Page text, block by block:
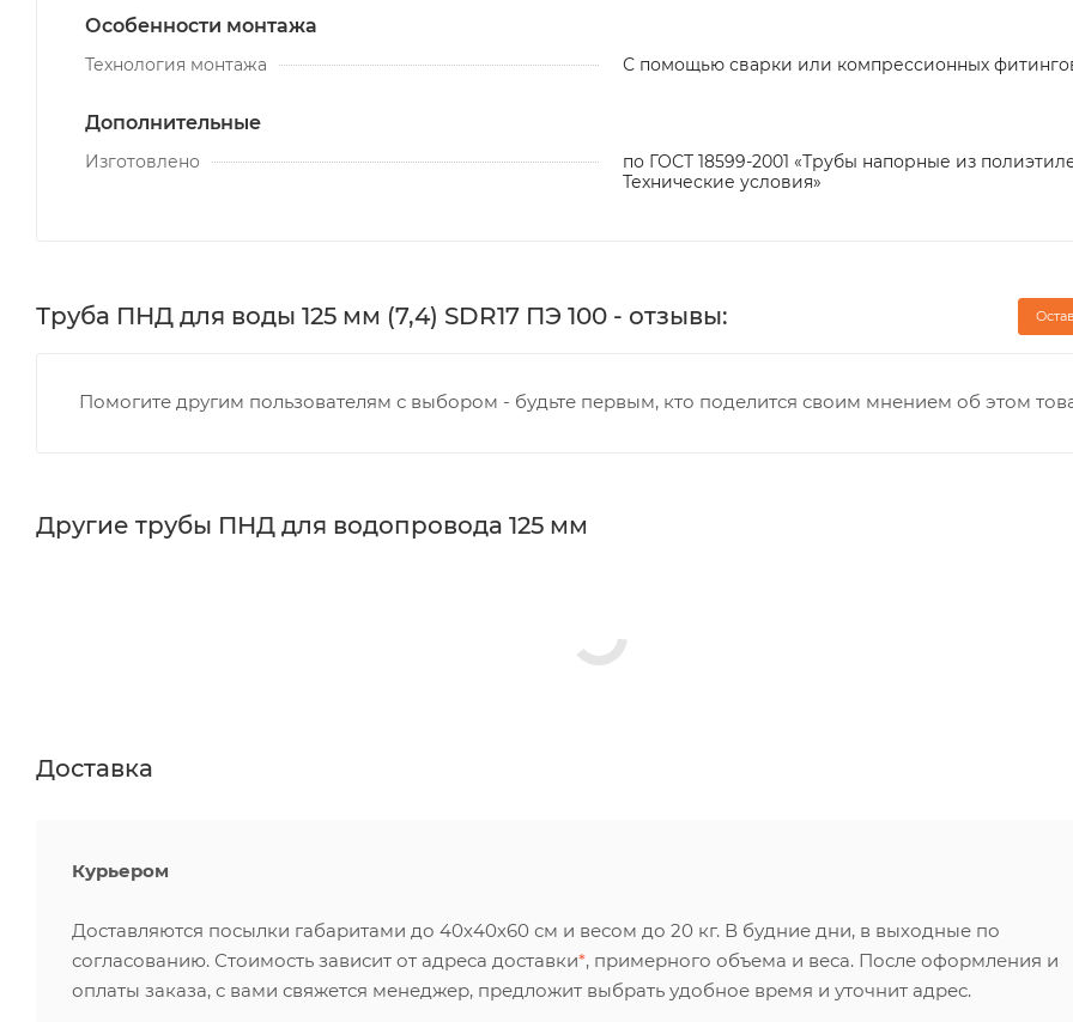
Особенности монтажа
Технология монтажа С помощью сварки или компрессионных
Дополнительные
Изготовлено
по ГОСТ 18599-2001 «Трубы напорные из
Технические условия»
Труба ПНД для воды 125 мм (7,4) SDR17 ПЭ 100 - отзывы:
Помогите другим пользователям с выбором - будьте первым, кто поделится своим мнением об этом
Другие трубы ПНД для водопровода 125 мм
Доставка
Курьером
Доставляются посылки габаритами до 40х40х60 см и весом до 20 кг. В будние дни, в выходные по
согласованию. Стоимость зависит от адреса доставки*, примерного объема и веса. После оформления и
оплаты заказа, с вами свяжется менеджер, предложит выбрать удобное время и уточнит адрес.